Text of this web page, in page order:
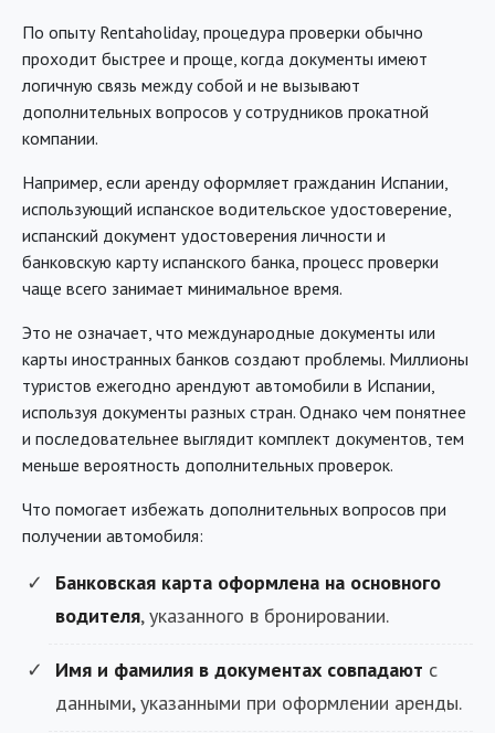
По опыту Rentaholiday, процедура проверки обычно
проходит быстрее и проще, когда документы имеют
логичную связь между собой и не вызывают
дополнительных вопросов у сотрудников прокатной
компании.
Например, если аренду оформляет гражданин Испании,
использующий испанское водительское удостоверение,
испанский документ удостоверения личности и
банковскую карту испанского банка, процесс проверки
чаще всего занимает минимальное время.
Это не означает, что международные документы или
карты иностранных банков создают проблемы. Миллионы
туристов ежегодно арендуют автомобили в Испании,
используя документы разных стран. Однако чем понятнее
и последовательнее выглядит комплект документов, тем
меньше вероятность дополнительных проверок.
Что помогает избежать дополнительных вопросов при
получении автомобиля:
Банковская карта оформлена на основного
водителя, указанного в бронировании.
Имя и фамилия в документах совпадают с
данными, указанными при оформлении аренды.